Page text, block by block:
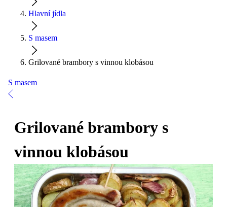
Hlavní jídla
S masem
Grilované brambory s vinnou klobásou
S masem
Grilované brambory s
vinnou klobásou